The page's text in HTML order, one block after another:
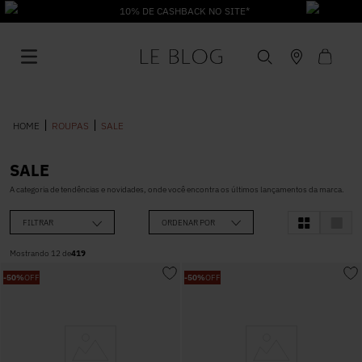
10% DE CASHBACK NO SITE*
ROUPAS SALE
SALE
A categoria de tendências e novidades, onde você encontra os últimos lançamentos da marca.
FILTRAR ORDENAR POR
Mostrando 12 de419
-50%OFF -50%OFF
1º Vestido
2º Roupas